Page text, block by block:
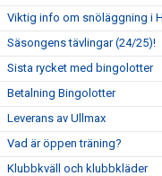
Viktig info om snöläggning i
Säsongens tävlingar (24/25)!
Sista rycket med bingolotter
Betalning Bingolotter
Leverans av Ullmax
Vad är öppen träning?
Klubbkväll och klubbkläder